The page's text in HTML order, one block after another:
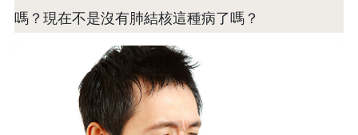
嗎？現在不是沒有肺結核這種病了嗎？